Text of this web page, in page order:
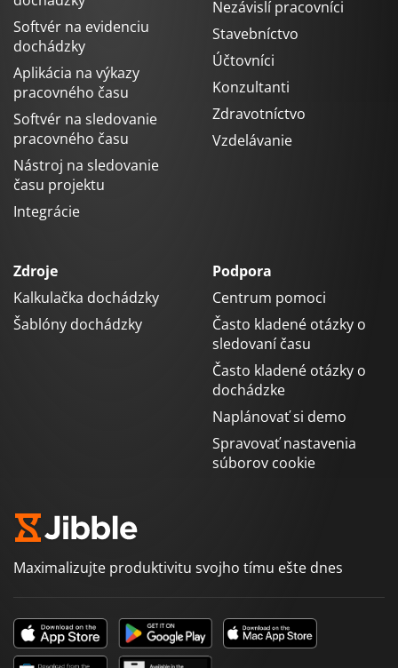
Softvér na evidenciu
dochádzky
Aplikácia na výkazy
pracovného času
Softvér na sledovanie
pracovného času
Nástroj na sledovanie
času projektu
Integrácie
Nezávislí pracovníci
Stavebníctvo
Účtovníci
Konzultanti
Zdravotníctvo
Vzdelávanie
Zdroje
Kalkulačka dochádzky
Šablóny dochádzky
Podpora
Centrum pomoci
Často kladené otázky o
sledovaní času
Často kladené otázky o
dochádzke
Naplánovať si demo
Spravovať nastavenia
súborov cookie
Maximalizujte produktivitu svojho tímu ešte dnes